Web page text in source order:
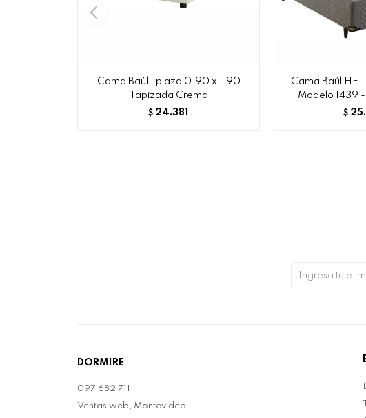
Cama Baúl 1 plaza 0.90 x 1.90
Tapizada Crema
$ 24.381
Cama Baúl HE
Modelo 1439 -
$
DORMIRE
097 682 711
Ventas web, Montevideo